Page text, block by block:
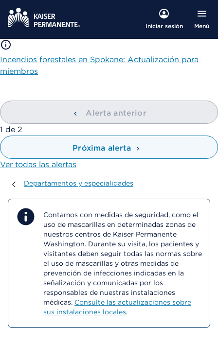
Iniciar sesión Menú
Incendios forestales en Spokane: Actualización para
miembros
Alerta anterior
mostrando
1 de 2
Próxima alerta
Ver todas las alertas
Departamentos y especialidades
Departamentos y especialidades
Contamos con medidas de seguridad, como el
uso de mascarillas en determinadas zonas de
nuestros centros de Kaiser Permanente
Washington. Durante su visita, los pacientes y
visitantes deben seguir todas las normas sobre
el uso de mascarillas y otras medidas de
prevención de infecciones indicadas en la
señalización y comunicadas por los
responsables de nuestras instalaciones
médicas. Consulte las actualizaciones sobre
sus instalaciones locales.